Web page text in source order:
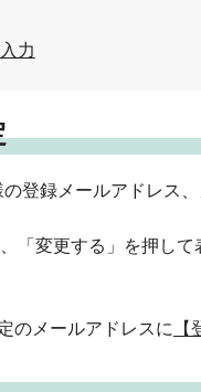
力
登録メールアドレス
「変更する」を押し
のメールアドレスに